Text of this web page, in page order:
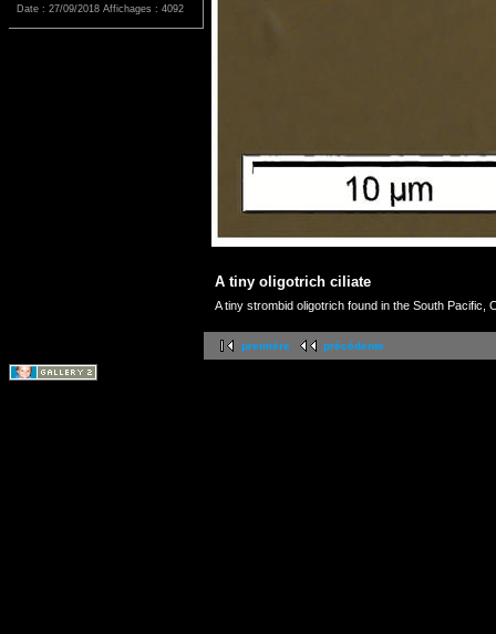
Date : 27/09/2018 Affichages : 4092
A tiny oligotrich ciliate
A tiny strombid oligotrich found in the South Pacific,
première précédente